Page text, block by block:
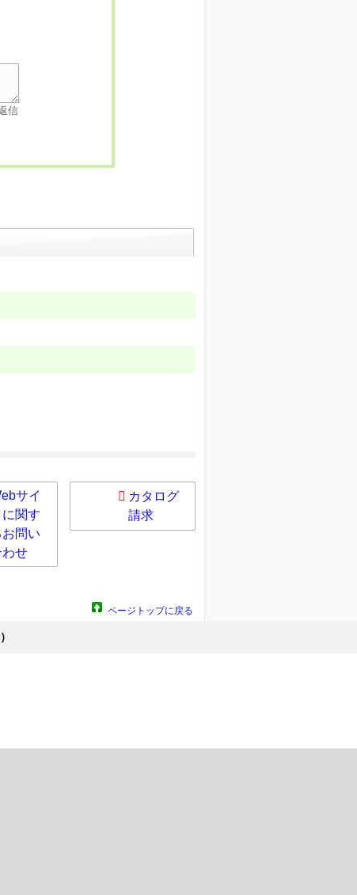
信
サイ
に関す
お問い
わせ
カタログ
請求
ページトップに戻る